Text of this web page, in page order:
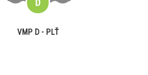
VMP D - PLŤ